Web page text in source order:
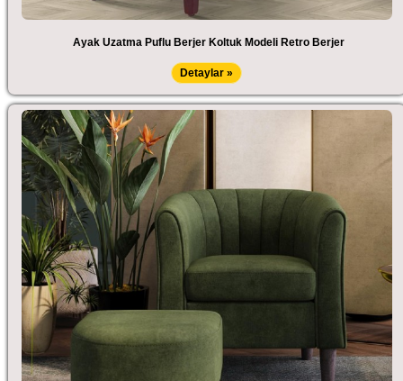
Ayak Uzatma Puflu Berjer Koltuk Modeli Retro Berjer
Detaylar »